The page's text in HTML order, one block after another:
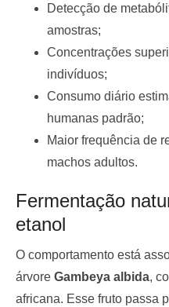
Detecção de
amostras;
Concentrações
indivíduos;
Consumo diário
humanas padrão;
Maior frequência de
machos adultos.
Fermentação
etanol
O comportamento está
árvore Gambeya albida,
africana. Esse fruto passa